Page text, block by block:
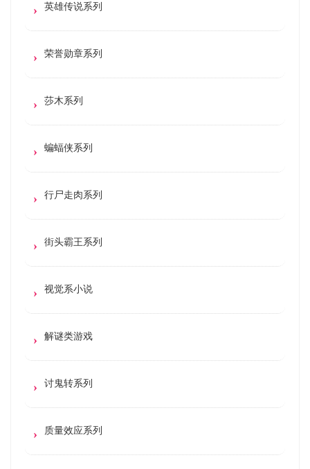
英雄传说系列
荣誉勋章系列
莎木系列
蝙蝠侠系列
行尸走肉系列
街头霸王系列
视觉系小说
解谜类游戏
讨鬼转系列
质量效应系列